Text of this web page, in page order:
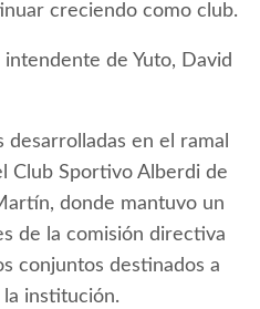
creciendo como club.
de Yuto, David
desarrolladas en el ramal
Club Sportivo Alberdi de
donde mantuvo un
de la comisión directiva
conjuntos destinados a
institución.